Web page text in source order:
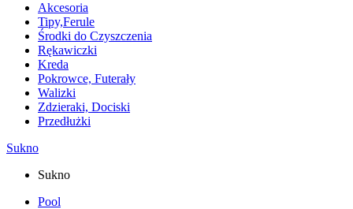
Akcesoria
Tipy,Ferule
Środki do Czyszczenia
Rękawiczki
Kreda
Pokrowce, Futerały
Walizki
Zdzieraki, Dociski
Przedłużki
Sukno
Sukno
Pool